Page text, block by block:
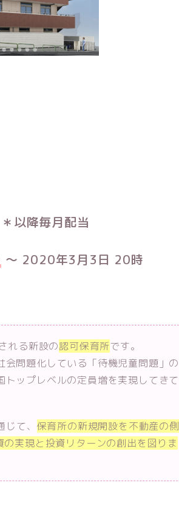
以降毎月配当
〜 2020年3月3日 20時
れる新設の認可保育所です。
問題化している「待機児童問題」の
ップレベルの定員増を実現してきて
て、 保育所の新規開設を不動産の側
実現と投資リターンの創出を図りま